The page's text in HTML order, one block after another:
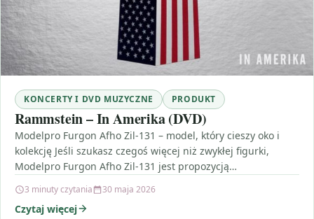
KONCERTY I DVD MUZYCZNE PRODUKT
Rammstein – In Amerika (DVD)
Modelpro Furgon Afho Zil-131 – model, który cieszy oko i
kolekcję Jeśli szukasz czegoś więcej niż zwykłej figurki,
Modelpro Furgon Afho Zil-131 jest propozycją…
3 minuty czytania 30 maja 2026
Czytaj więcej